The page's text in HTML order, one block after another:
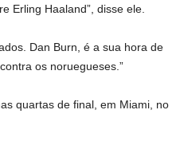
Erling Haaland”, disse ele.
Dan Burn, é a sua hora de
os noruegueses.”
quartas de final, em Miami, no